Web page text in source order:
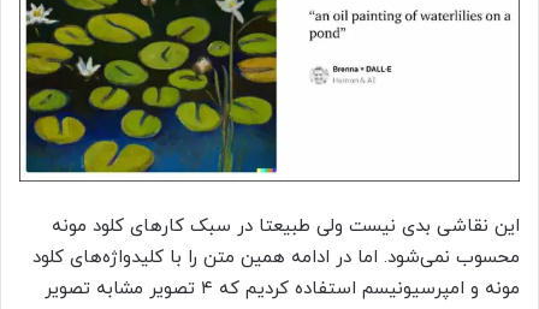
این نقاشی بدی نیست ولی طبیعتا در سبک‌ کارهای کلود مونه
محسوب نمی‌شود. اما در ادامه همین متن را با کلیدواژه‌های کلود
مونه و امپرسیونیسم استفاده کردیم که ۴ تصویر مشابه تصویر